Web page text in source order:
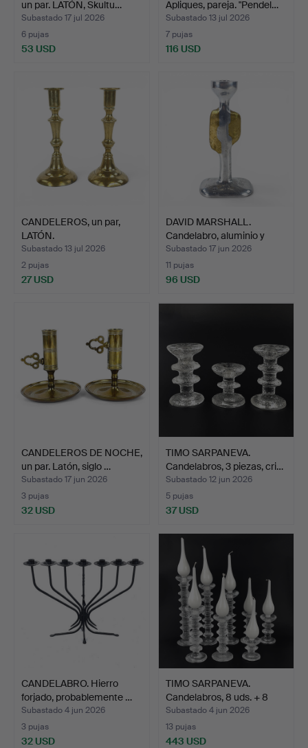
un par. LATÓN, Skultu…
Subastado 17 jul 2026
6 pujas
53 USD
Apliques, pareja. "Pendel…
Subastado 13 jul 2026
7 pujas
116 USD
CANDELEROS, un par,
LATÓN.
Subastado 13 jul 2026
2 pujas
27 USD
DAVID MARSHALL.
Candelabro, aluminio y
LAT…
Subastado 17 jun 2026
11 pujas
96 USD
CANDELEROS DE NOCHE,
un par. Latón, siglo …
Subastado 17 jun 2026
3 pujas
32 USD
TIMO SARPANEVA.
Candelabros, 3 piezas, cri…
Subastado 12 jun 2026
5 pujas
37 USD
CANDELABRO. Hierro
forjado, probablemente …
Subastado 4 jun 2026
3 pujas
32 USD
TIMO SARPANEVA.
Candelabros, 8 uds. + 8
ve…
Subastado 4 jun 2026
13 pujas
443 USD